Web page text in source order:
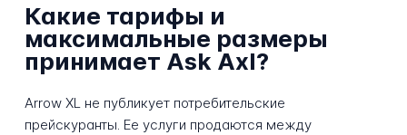
Какие тарифы и
максимальные размеры
принимает Ask Axl?
Arrow XL не публикует потребительские
прейскуранты. Ее услуги продаются между